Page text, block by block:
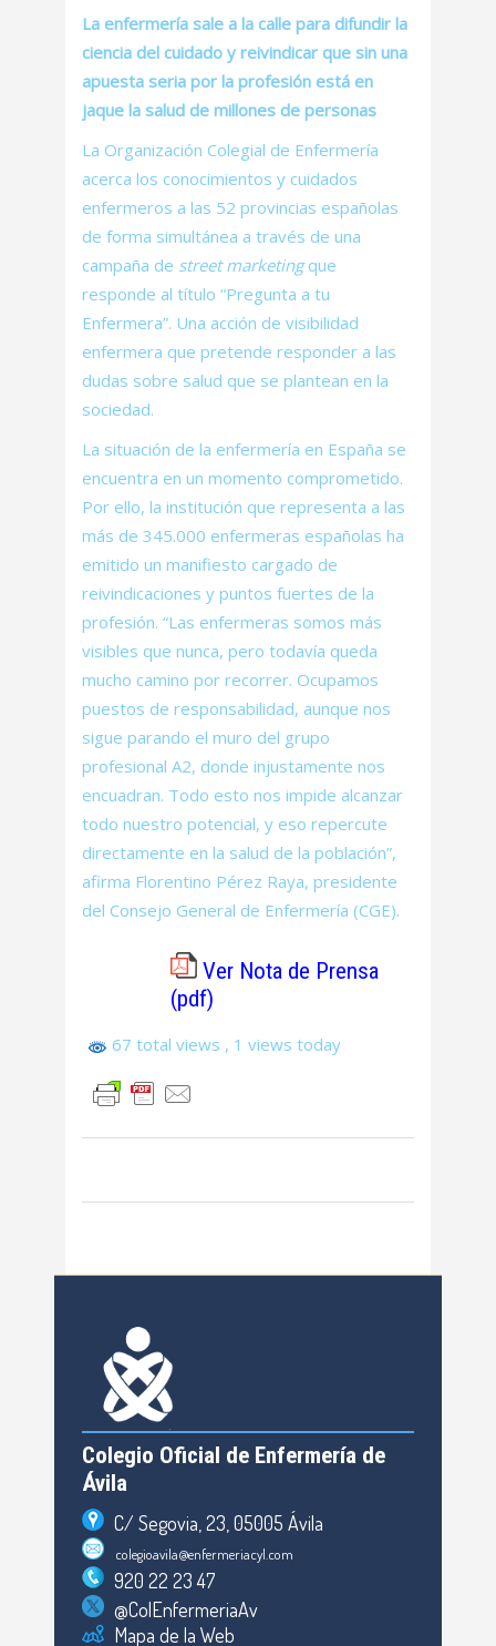
La enfermería sale a la calle para difundir la
ciencia del cuidado y reivindicar que sin una
apuesta seria por la profesión está en
jaque la salud de millones de personas
La Organización Colegial de Enfermería
acerca los conocimientos y cuidados
enfermeros a las 52 provincias españolas
de forma simultánea a través de una
campaña de street marketingque
responde al título “Pregunta a tu
Enfermera”. Una acción de visibilidad
enfermera que pretende responder a las
dudas sobre salud que se plantean en la
sociedad.
La situación de la enfermería en España se
encuentra en un momento comprometido.
Por ello, la institución que representa a las
más de 345.000 enfermeras españolas ha
emitido un manifiesto cargado de
reivindicaciones y puntos fuertes de la
profesión. “Las enfermeras somos más
visibles que nunca, pero todavía queda
mucho camino por recorrer. Ocupamos
puestos de responsabilidad, aunque nos
sigue parando el muro del grupo
profesional A2, donde injustamente nos
encuadran. Todo esto nos impide alcanzar
todo nuestro potencial, y eso repercute
directamente en la salud de la población”,
afirma Florentino Pérez Raya, presidente
del Consejo General de Enfermería (CGE).
Ver Nota de Prensa
(pdf)
67 total views , 1 views today
Colegio Oficial de Enfermería de
Ávila
C/ Segovia, 23, 05005 Ávila
colegioavila@enfermeriacyl.com
920 22 23 47
@ColEnfermeriaAv
Mapa de la Web